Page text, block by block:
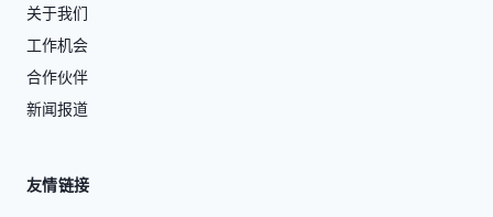
关于我们
工作机会
合作伙伴
新闻报道
友情链接